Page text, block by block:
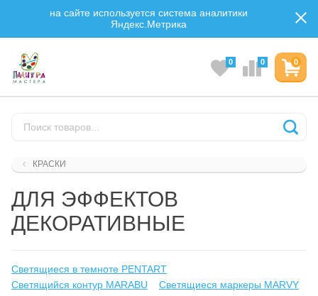
на сайте используется система аналитики
Яндекс.Метрика
0
0 0
КРАСКИ
ДЛЯ ЭФФЕКТОВ
ДЕКОРАТИВНЫЕ
Светящиеся в темноте PENTART
Светящийся контур MARABU
Светящиеся маркеры MARVY